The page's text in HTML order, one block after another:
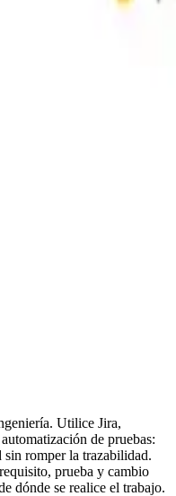
Utilice Jira,
de pruebas:
romper la trazabilidad.
prueba y cambio
dónde se realice el trabajo.